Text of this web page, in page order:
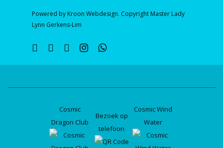
Powered by Kroon Webdesign. Copyright Master Lady
Lynn Gerkens-Lim
twitter facebooklinkedininstagramwhatsapp
Cosmic
Dragon Club
Bezoek op
telefoon
Cosmic Wind
Water